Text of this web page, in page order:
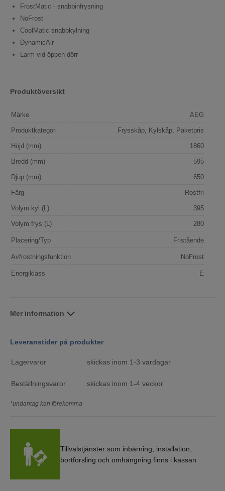
FrostMatic - snabbinfrysning
NoFrost
CoolMatic snabbkylning
DynamicAir
Larm vid öppen dörr
Produktöversikt
Märke AEG
Produktkategori Frysskåp, Kylskåp, Paketpris
Höjd (mm) 1860
Bredd (mm) 595
Djup (mm) 650
Färg Rostfri
Volym kyl (L) 395
Volym frys (L) 280
Placering/Typ Fristående
Avfrostningsfunktion NoFrost
Energiklass E
Mer information
Leveranstider på produkter
Lagervaror skickas inom 1-3 vardagar
Beställningsvaror skickas inom 1-4 veckor
*undantag kan förekomma
Tillvalstjänster som inbärning, installation,
bortforsling och omhängning finns i kassan